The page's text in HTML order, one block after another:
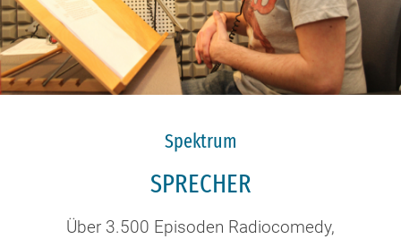
Spektrum
SPRECHER
Über 3.500 Episoden Radiocomedy,